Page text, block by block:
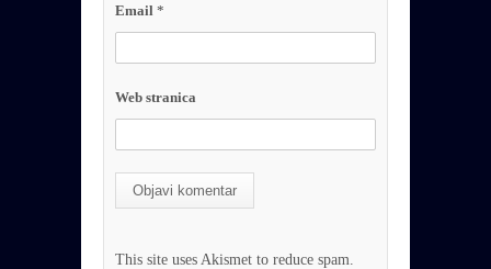
Email *
Web stranica
This site uses Akismet to reduce spam.